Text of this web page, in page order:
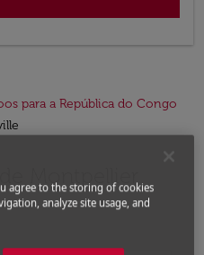
para a República do Congo
de Montpellier
agree to the storing of cookies
analyze site usage, and